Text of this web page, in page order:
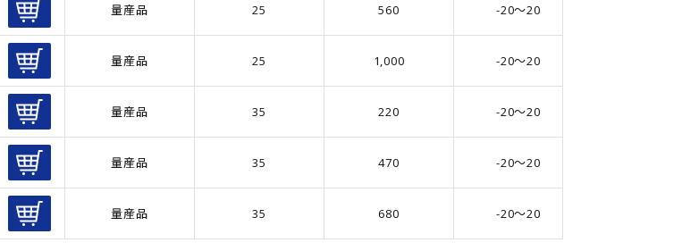
量産品 25 560 -20～20
量産品 25 1,000 -20～20
量産品 35 220 -20～20
量産品 35 470 -20～20
量産品 35 680 -20～20